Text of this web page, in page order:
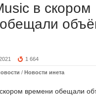
в скором
1 664
/ Новости инета